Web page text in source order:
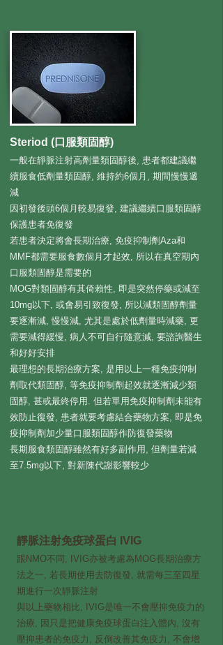
Steriod (口服類固醇)
一般在靜脈注射高劑量類固醇後, 患者都建議繼
續服食低劑量類固醇, 維持約6個月, ​期間慢慢遞
減
因​初發後頭6個月較易復發, 建議繼續口服類固醇
保護患者免復發
若患者決定將會長期治療, 免疫抑制劑Aza和
MMF都需要服食數個月才起效, 所以在真空期​內
口服類固醇是需要的
MOG對類固醇有其倚賴性, 即是突然停藥或減至
10mg以下, 或會易引致復發, 所以減類固醇劑量
要逐漸減, 慢慢減, 尤其是處於低劑量時減藥, 更
需要減得緩慢, 病人不可自行隨意減, 要諮詢醫生
和好好安排
最理想的長期治療方案, 是用以上一種免疫抑制
劑取代類固醇, 等免疫抑制劑起效就逐漸減少類
固醇, 甚或最終停用. 但若單用免疫抑制劑未能有
效防止復發, 患者就要考慮結合藥物​方案, 即是免
疫抑制劑加少量口服類固醇作防復發藥物
長期服食類固醇雖然有好多副作用, 但劑量若減
至7.5mg以下, 對新陳代謝影響較少
靜脈注射免疫球蛋白 IVIG
跟NMO不同, IVIG亦被考慮為MOG長期治療方
法之一, 若長期使用去防復發, 就需每三至四星
期進行一次靜脈注射
與以上藥物相比, IVIG是唯一不會壓抑免疫力的
治療, 因只是把健康免疫球蛋白注入體內, 沒有
壓抑患者的免疫力, 反倒改善其免疫力, 不會增